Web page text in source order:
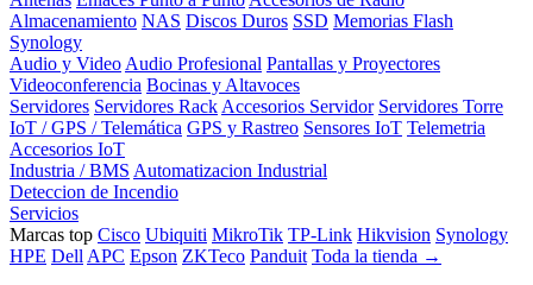
Almacenamiento NAS Discos Duros SSD Memorias Flash
Synology
Audio y Video Audio Profesional Pantallas y Proyectores
Videoconferencia Bocinas y Altavoces
Servidores Servidores Rack Accesorios Servidor Servidores Torre
IoT / GPS / Telemática GPS y Rastreo Sensores IoT Telemetria
Accesorios IoT
Industria / BMS Automatizacion Industrial
Deteccion de Incendio
Servicios
Marcas top Cisco Ubiquiti MikroTik TP-Link Hikvision Synology
HPE Dell APC Epson ZKTeco Panduit Toda la tienda →